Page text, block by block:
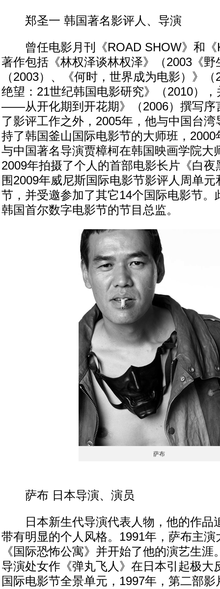
郑圣一 韩国著名影评人、导演
曾任电影月刊《ROAD SHOW》和《
著作包括《林权泽谈林权泽》（2003《野
（2003）、《何时，世界成为电影）》
绝望：21世纪韩国电影研究》（2010）
——从开化期到开花期》（2006）撰写序
了影评工作之外，2005年，他与中国台
持了韩国釜山国际电影节的大师班，2000
与中国著名导演贾樟柯在韩国映画学院大
2009年拍摄了个人的首部电影长片《白
围2009年威尼斯国际电影节影评人周单
节，并受邀参加了其它14个国际电影节。
韩国首尔数字电影节的节目总监。
萨布
萨布 日本导演、演员
日本新生代导演代表人物，他的作品
带有明显的个人风格。1991年，萨布主演
《国际恐怖公寓》并开始了他的演艺生涯
导演处女作《弹丸飞人》在日本引起极大
国际电影节全景单元，1997年，第二部